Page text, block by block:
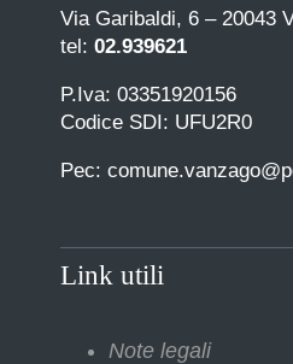
Via Garibaldi, 6 – 20043
tel: 02.939621
P.Iva: 03351920156
Codice SDI: UFU2R0
Pec:
Link utili
Note legali